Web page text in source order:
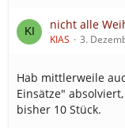
nicht alle
KIAS 3.
Hab mittlerweile
Einsätze"
bisher 10 Stück.